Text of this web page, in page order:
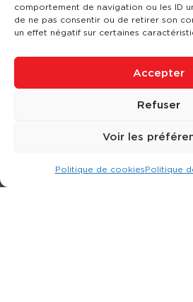
comportement de navigation ou les ID
de ne pas consentir ou de retirer son
un effet négatif sur certaines
Accepter
Refuser
Voir les
Politique de cookiesPolitique